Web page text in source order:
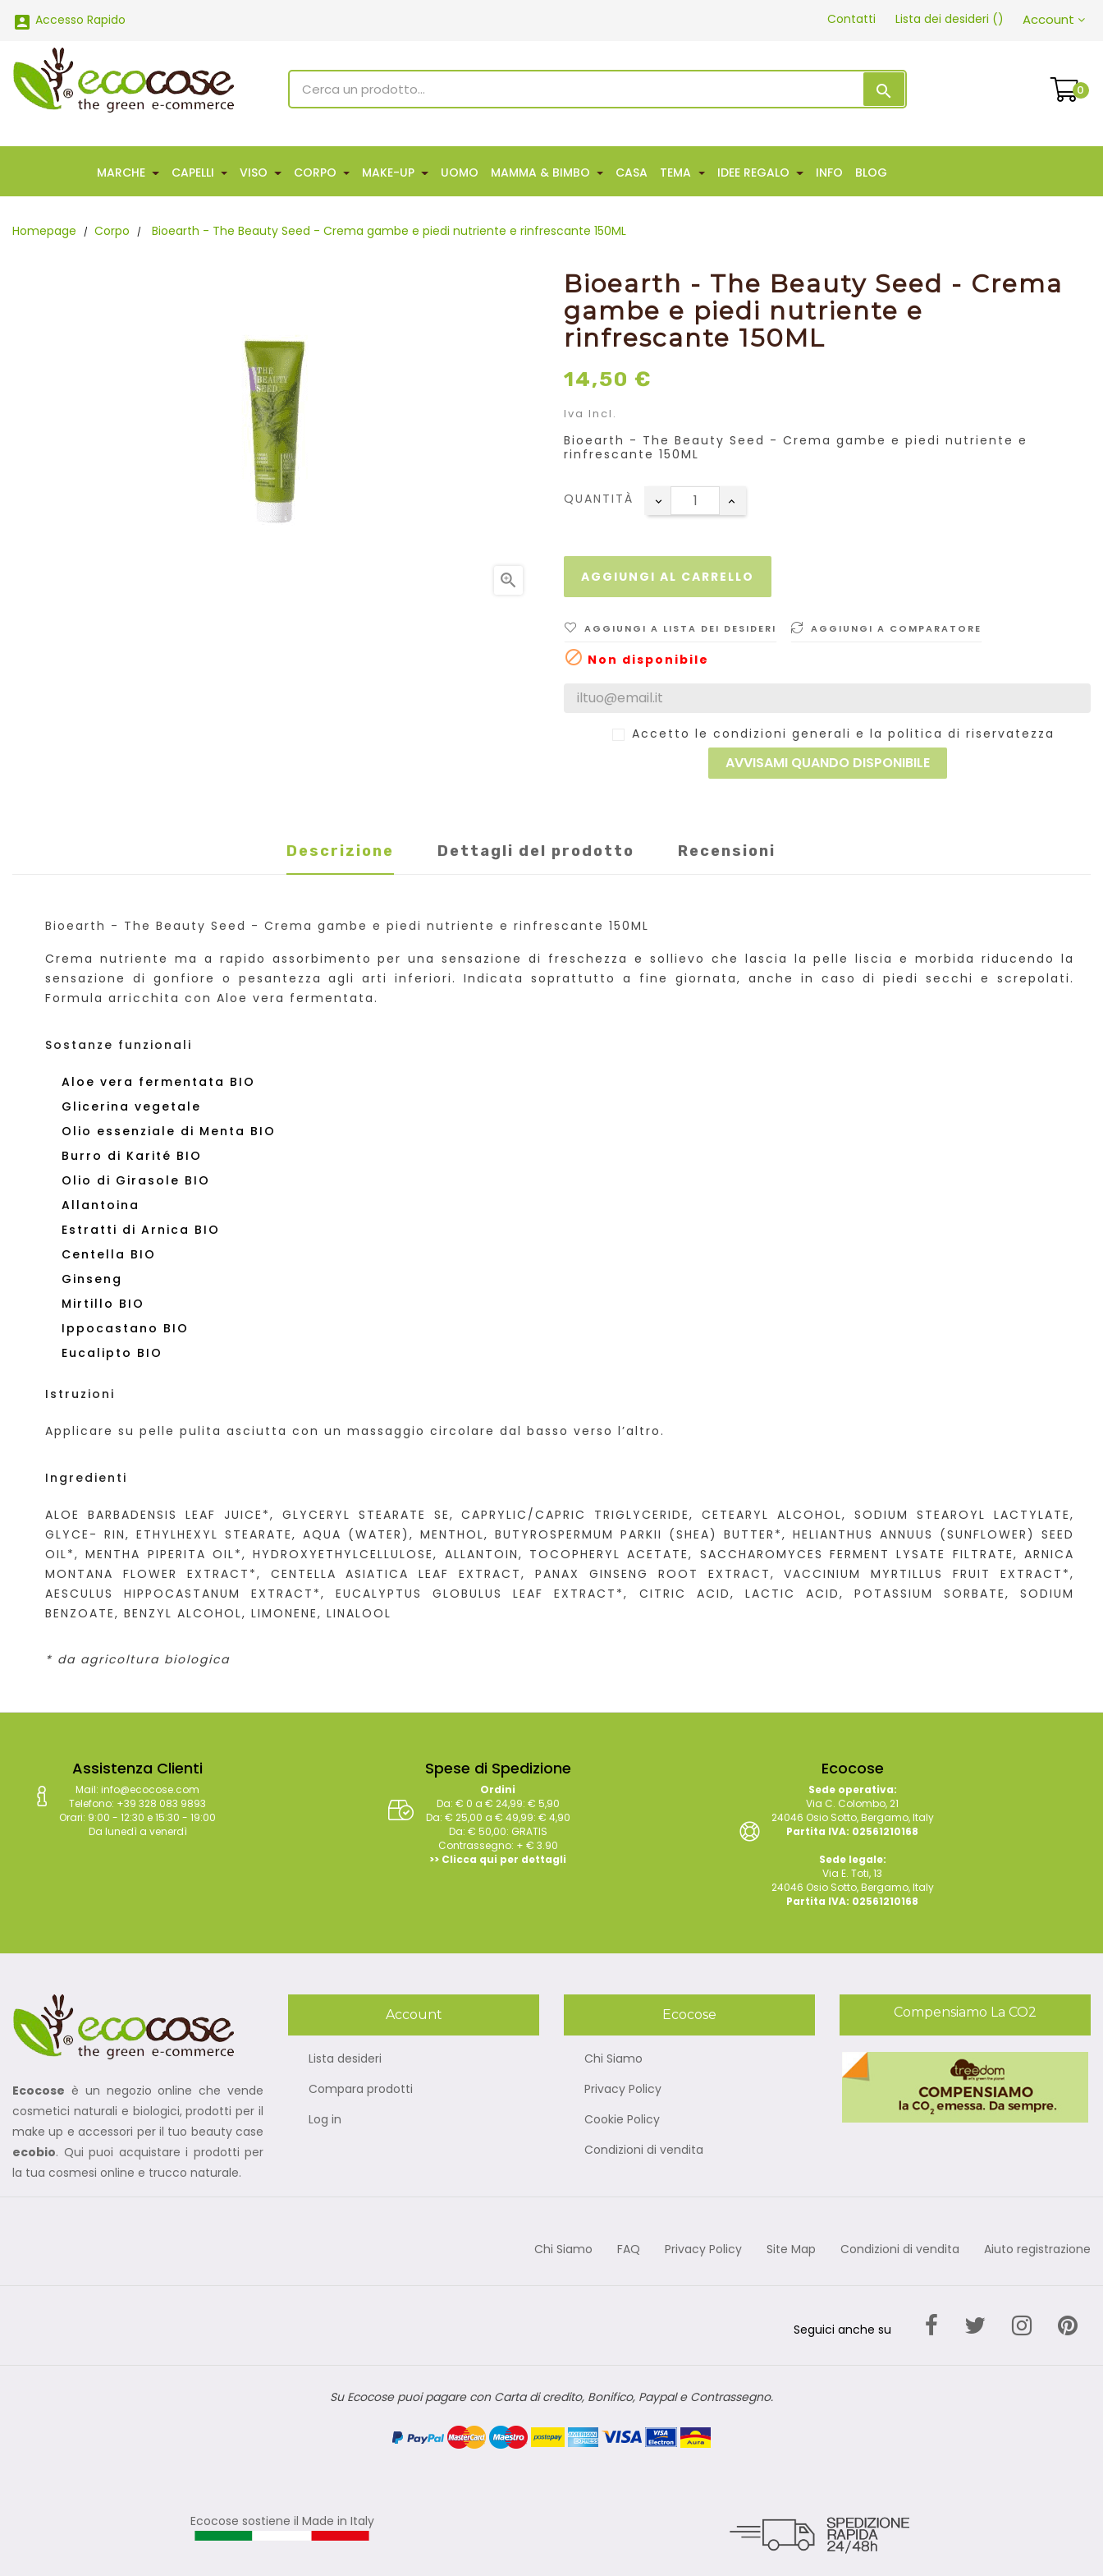
 Accesso Rapido Account
Contatti Lista dei desideri ()
search 0
MARCHE CAPELLI VISO CORPO MAKE-UP UOMO MAMMA & BIMBO CASA TEMA IDEE REGALO INFO BLOG
Homepage Corpo Bioearth - The Beauty Seed - Crema gambe e piedi nutriente e rinfrescante 150ML

Bioearth - The Beauty Seed - Crema
gambe e piedi nutriente e
rinfrescante 150ML
14,50 €
Iva Incl.
Bioearth - The Beauty Seed - Crema gambe e piedi nutriente e
rinfrescante 150ML
QUANTITÀ
AGGIUNGI AL CARRELLO
AGGIUNGI A LISTA DEI DESIDERI AGGIUNGI A COMPARATORE
 Non disponibile
Accetto le condizioni generali e la politica di riservatezza
AVVISAMI QUANDO DISPONIBILE
Descrizione Dettagli del prodotto Recensioni
Bioearth - The Beauty Seed - Crema gambe e piedi nutriente e rinfrescante 150ML
Crema nutriente ma a rapido assorbimento per una sensazione di freschezza e sollievo che lascia la pelle liscia e morbida riducendo la
sensazione di gonfiore o pesantezza agli arti inferiori. Indicata soprattutto a fine giornata, anche in caso di piedi secchi e screpolati.
Formula arricchita con Aloe vera fermentata.
Sostanze funzionali
Aloe vera fermentata BIO
Glicerina vegetale
Olio essenziale di Menta BIO
Burro di Karité BIO
Olio di Girasole BIO
Allantoina
Estratti di Arnica BIO
Centella BIO
Ginseng
Mirtillo BIO
Ippocastano BIO
Eucalipto BIO
Istruzioni
Applicare su pelle pulita asciutta con un massaggio circolare dal basso verso l’altro.
Ingredienti
ALOE BARBADENSIS LEAF JUICE*, GLYCERYL STEARATE SE, CAPRYLIC/CAPRIC TRIGLYCERIDE, CETEARYL ALCOHOL, SODIUM STEAROYL LACTYLATE,
GLYCE- RIN, ETHYLHEXYL STEARATE, AQUA (WATER), MENTHOL, BUTYROSPERMUM PARKII (SHEA) BUTTER*, HELIANTHUS ANNUUS (SUNFLOWER) SEED
OIL*, MENTHA PIPERITA OIL*, HYDROXYETHYLCELLULOSE, ALLANTOIN, TOCOPHERYL ACETATE, SACCHAROMYCES FERMENT LYSATE FILTRATE, ARNICA
MONTANA FLOWER EXTRACT*, CENTELLA ASIATICA LEAF EXTRACT, PANAX GINSENG ROOT EXTRACT, VACCINIUM MYRTILLUS FRUIT EXTRACT*,
AESCULUS HIPPOCASTANUM EXTRACT*, EUCALYPTUS GLOBULUS LEAF EXTRACT*, CITRIC ACID, LACTIC ACID, POTASSIUM SORBATE, SODIUM
BENZOATE, BENZYL ALCOHOL, LIMONENE, LINALOOL
* da agricoltura biologica
Assistenza Clienti
Mail: info@ecocose.com
Telefono: +39 328 083 9893
Orari: 9:00 - 12:30 e 15:30 - 19:00
Da lunedì a venerdì
Spese di Spedizione
Ordini
Da: € 0 a € 24,99: € 5,90
Da: € 25,00 a € 49,99: € 4,90
Da: € 50,00: GRATIS
Contrassegno: + € 3.90
>> Clicca qui per dettagli
Ecocose
Sede operativa:
Via C. Colombo, 21
24046 Osio Sotto, Bergamo, Italy
Partita IVA: 02561210168
Sede legale:
Via E. Toti, 13
24046 Osio Sotto, Bergamo, Italy
Partita IVA: 02561210168
Ecocose è un negozio online che vende
cosmetici naturali e biologici, prodotti per il
make up e accessori per il tuo beauty case
ecobio. Qui puoi acquistare i prodotti per
la tua cosmesi online e trucco naturale.
Account
Lista desideri
Compara prodotti
Log in
Ecocose
Chi Siamo
Privacy Policy
Cookie Policy
Condizioni di vendita
Compensiamo La CO2
Chi Siamo FAQ Privacy Policy Site Map Condizioni di vendita Aiuto registrazione
Seguici anche su
Su Ecocose puoi pagare con Carta di credito, Bonifico, Paypal e Contrassegno.
Ecocose sostiene il Made in Italy